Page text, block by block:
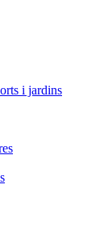
i jardins